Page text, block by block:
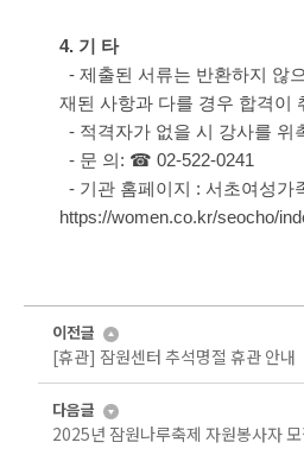
4. 기 타
- 제출된 서류는 반환하지 않
재된 사항과 다를 경우 합격이
- 적격자가 없을 시 강사를 위
- 문 의 : ☎ 02-522-0241
- 기관 홈페이지 : 서초여성가
https://women.co.kr/seocho/
이전글
[휴관] 잠원센터 추석명절 휴관 안내
다음글